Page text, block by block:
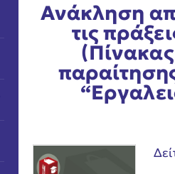
Aνάκληση
τις